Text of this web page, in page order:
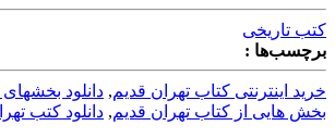
کتب تاریخی
برچسب‌ها :
خرید اینترنتی کتاب تهران قدیم, دانلود
بخش هایی از کتاب تهران قدیم, دانلود کتب